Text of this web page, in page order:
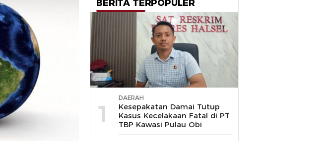
BERITA TERPOPULER
1
DAERAH
Kesepakatan Damai Tutup
Kasus Kecelakaan Fatal di PT
TBP Kawasi Pulau Obi